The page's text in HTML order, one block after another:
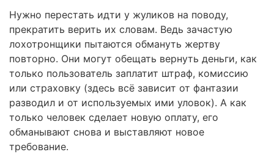
Нужно перестать идти у жуликов на поводу,
прекратить верить их словам. Ведь зачастую
лохотронщики пытаются обмануть жертву
повторно. Они могут обещать вернуть деньги, как
только пользователь заплатит штраф, комиссию
или страховку (здесь всё зависит от фантазии
разводил и от используемых ими уловок). А как
только человек сделает новую оплату, его
обманывают снова и выставляют новое
требование.